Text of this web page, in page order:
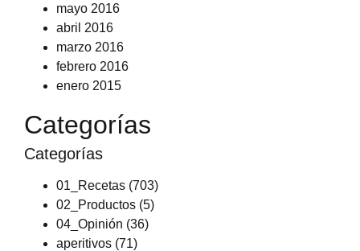
mayo 2016
abril 2016
marzo 2016
febrero 2016
enero 2015
Categorías
Categorías
01_Recetas (703)
02_Productos (5)
04_Opinión (36)
aperitivos (71)